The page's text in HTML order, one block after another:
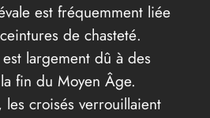
est fréquemment liée
de chasteté.
largement dû à des
fin du Moyen Âge.
les croisés verrouillaient